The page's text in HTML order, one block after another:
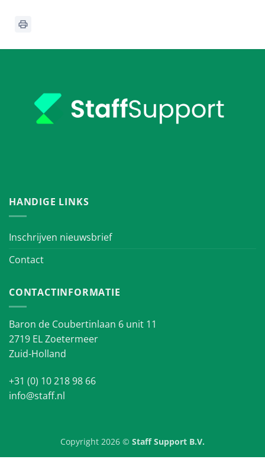
HANDIGE LINKS
Inschrijven nieuwsbrief
Contact
CONTACTINFORMATIE
Baron de Coubertinlaan 6 unit 11
2719 EL Zoetermeer
Zuid-Holland
+31 (0) 10 218 98 66
info@staff.nl
Copyright 2026 © Staff Support B.V.